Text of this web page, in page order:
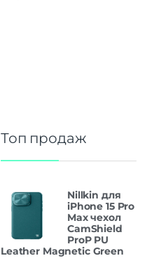
Топ продаж
Nillkin для
iPhone 15 Pro
Max чехол
CamShield
ProP PU
Leather Magnetic Green